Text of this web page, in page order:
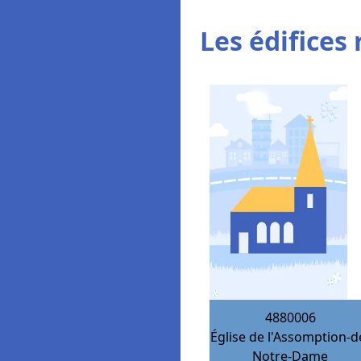
Les édifices
4880006
Église de l'Assomption-
Notre-Dame